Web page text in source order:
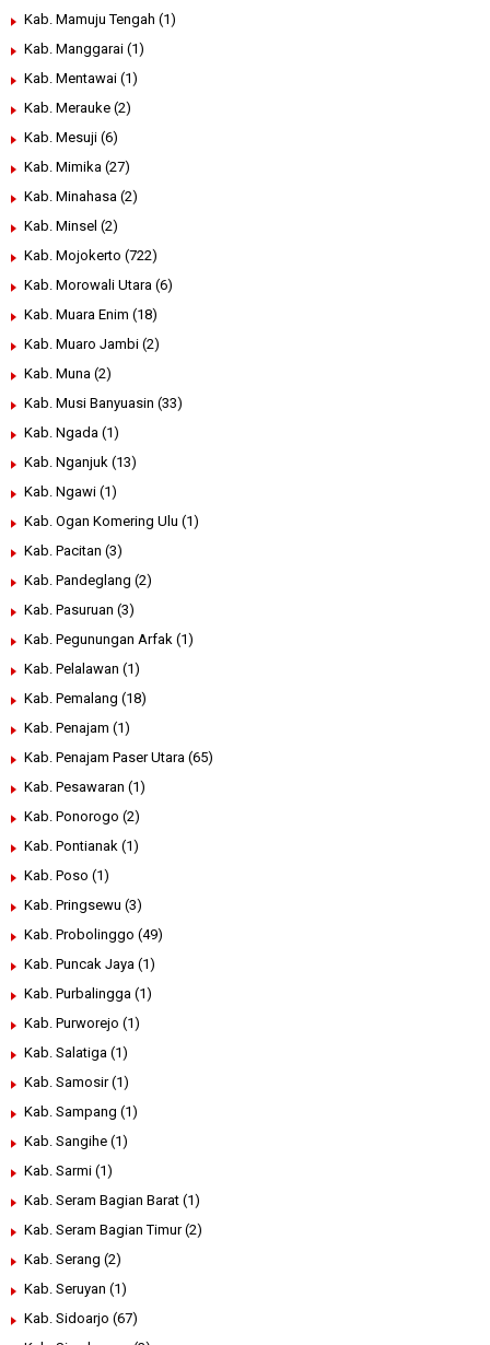
Kab. Mamuju Tengah (1)
Kab. Manggarai (1)
Kab. Mentawai (1)
Kab. Merauke (2)
Kab. Mesuji (6)
Kab. Mimika (27)
Kab. Minahasa (2)
Kab. Minsel (2)
Kab. Mojokerto (722)
Kab. Morowali Utara (6)
Kab. Muara Enim (18)
Kab. Muaro Jambi (2)
Kab. Muna (2)
Kab. Musi Banyuasin (33)
Kab. Ngada (1)
Kab. Nganjuk (13)
Kab. Ngawi (1)
Kab. Ogan Komering Ulu (1)
Kab. Pacitan (3)
Kab. Pandeglang (2)
Kab. Pasuruan (3)
Kab. Pegunungan Arfak (1)
Kab. Pelalawan (1)
Kab. Pemalang (18)
Kab. Penajam (1)
Kab. Penajam Paser Utara (65)
Kab. Pesawaran (1)
Kab. Ponorogo (2)
Kab. Pontianak (1)
Kab. Poso (1)
Kab. Pringsewu (3)
Kab. Probolinggo (49)
Kab. Puncak Jaya (1)
Kab. Purbalingga (1)
Kab. Purworejo (1)
Kab. Salatiga (1)
Kab. Samosir (1)
Kab. Sampang (1)
Kab. Sangihe (1)
Kab. Sarmi (1)
Kab. Seram Bagian Barat (1)
Kab. Seram Bagian Timur (2)
Kab. Serang (2)
Kab. Seruyan (1)
Kab. Sidoarjo (67)